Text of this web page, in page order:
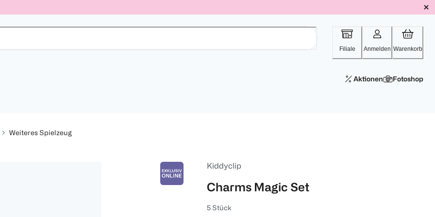
Filiale Anmelden Warenkorb
Aktionen Fotoshop
Weiteres Spielzeug
Kiddyclip
Charms Magic Set
5 Stück